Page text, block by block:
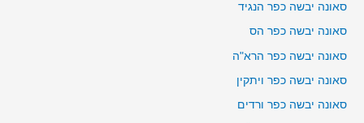
סאונה יבשה כפר הנגיד
סאונה יבשה כפר הס
סאונה יבשה כפר הרא"ה
סאונה יבשה כפר ויתקין
סאונה יבשה כפר ורדים